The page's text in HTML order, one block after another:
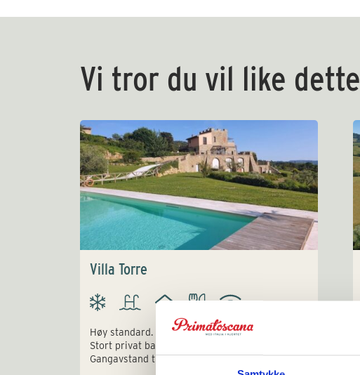
Vi tror du vil like dette
Villa Torre
Høy standard. Elegant villa for 12 personer.
Stort privat basseng og fantastisk utsikt.
Gangavstand til liten landsby.